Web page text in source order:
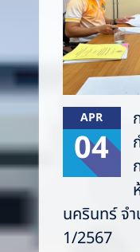
APR
04
นครินทร์ จ
1/2567